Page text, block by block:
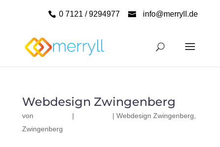
0 7121 / 9294977 info@merryll.de
Webdesign Zwingenberg
von | | Webdesign Zwingenberg
Zwingenberg